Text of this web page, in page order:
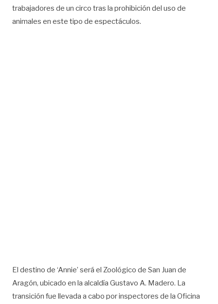
trabajadores de un circo tras la prohibición del uso de
animales en este tipo de espectáculos.
El destino de ‘Annie’ será el Zoológico de San Juan de
Aragón, ubicado en la alcaldía Gustavo A. Madero. La
transición fue llevada a cabo por inspectores de la Oficina